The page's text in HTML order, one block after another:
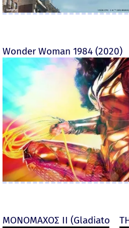
Wonder Woman 1984 (2020)
ΜΟΝΟΜΑΧΟΣ ΙΙ (Gladiator II)